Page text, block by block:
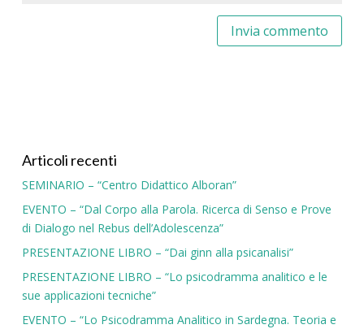
Articoli recenti
SEMINARIO – “Centro Didattico Alboran”
EVENTO – “Dal Corpo alla Parola. Ricerca di Senso e Prove
di Dialogo nel Rebus dell’Adolescenza”
PRESENTAZIONE LIBRO – “Dai ginn alla psicanalisi”
PRESENTAZIONE LIBRO – “Lo psicodramma analitico e le
sue applicazioni tecniche”
EVENTO – “Lo Psicodramma Analitico in Sardegna. Teoria e